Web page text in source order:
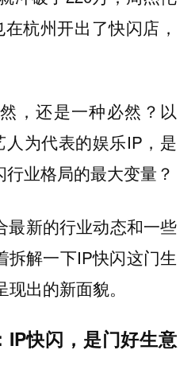
杭州开出了快闪店，
，还是一种必然？以
为代表的娱乐IP，是
业格局的最大变量？
最新的行业动态和一些
拆解一下IP快闪这门生
出的新面貌。
IP快闪，是门好生意